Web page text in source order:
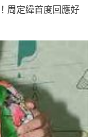
周定緯首度回應好